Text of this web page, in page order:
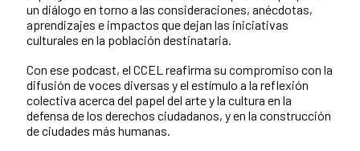
un diálogo en torno a las consideraciones, anécdotas,
aprendizajes e impactos que dejan las iniciativas
culturales en la población destinataria.
Con ese podcast, el CCEL reafirma su compromiso con la
difusión de voces diversas y el estímulo a la reflexión
colectiva acerca del papel del arte y la cultura en la
defensa de los derechos ciudadanos, y en la construcción
de ciudades más humanas.